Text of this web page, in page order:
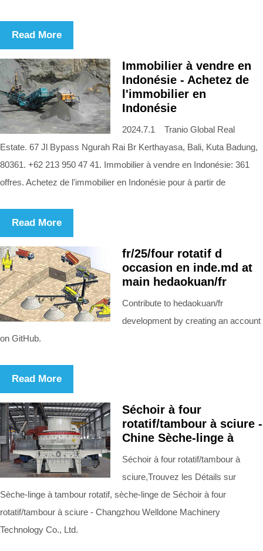
Read More
Immobilier à vendre en
Indonésie - Achetez de
l'immobilier en
Indonésie
2024.7.1 Tranio Global Real
Estate. 67 Jl Bypass Ngurah Rai Br Kerthayasa, Bali, Kuta Badung,
80361. +62 213 950 47 41. Immobilier à vendre en Indonésie: 361
offres. Achetez de l'immobilier en Indonésie pour à partir de
Read More
fr/25/four rotatif d
occasion en inde.md at
main hedaokuan/fr
Contribute to hedaokuan/fr
development by creating an account
on GitHub.
Read More
Séchoir à four
rotatif/tambour à sciure -
Chine Sèche-linge à
Séchoir à four rotatif/tambour à
sciure,Trouvez les Détails sur
Sèche-linge à tambour rotatif, sèche-linge de Séchoir à four
rotatif/tambour à sciure - Changzhou Welldone Machinery
Technology Co., Ltd.